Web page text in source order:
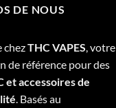
DE NOUS
chezTHC VAPES, votre
de référence pour des
et accessoires de
. Basés au